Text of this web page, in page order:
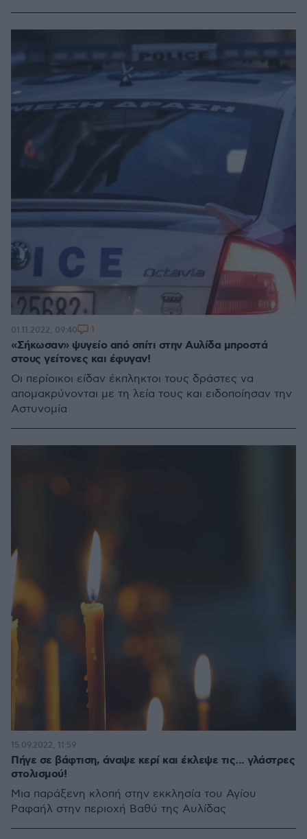
«Σήκωσαν» ψυγείο από σπίτι στην Αυλίδα μπροστά
στους γείτονες και έφυγαν!
Οι περίοικοι είδαν έκπληκτοι τους δράστες να
απομακρύνονται με τη λεία τους και ειδοποίησαν την
Αστυνομία
01.11.2022, 09:40 1
Πήγε σε βάφτιση, άναψε κερί και έκλεψε τις... γλάστρες
στολισμού!
Μια παράξενη κλοπή στην εκκλησία του Αγίου
Ραφαήλ στην περιοχή Βαθύ της Αυλίδας
15.09.2022, 11:59